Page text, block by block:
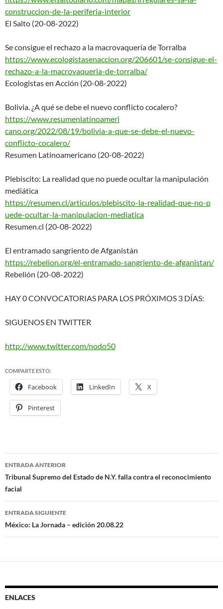
construccion-de-la-periferia-interior
El Salto (20-08-2022)
Se consigue el rechazo a la macrovaquería de Torralba
https://www.ecologistasenaccion.org/206601/se-consigue-el-
rechazo-a-la-macrovaqueria-de-torralba/
Ecologistas en Acción (20-08-2022)
Bolivia. ¿A qué se debe el nuevo conflicto cocalero?
https://www.resumenlatinoameri
cano.org/2022/08/19/bolivia-a-que-se-debe-el-nuevo-
conflicto-cocalero/
Resumen Latinoamericano (20-08-2022)
Plebiscito: La realidad que no puede ocultar la manipulación
mediática
https://resumen.cl/articulos/plebiscito-la-realidad-que-no-p
uede-ocultar-la-manipulacion-mediatica
Resumen.cl (20-08-2022)
El entramado sangriento de Afganistán
https://rebelion.org/el-entramado-sangriento-de-afganistan/
Rebelión (20-08-2022)
HAY 0 CONVOCATORIAS PARA LOS PRÓXIMOS 3 DÍAS:
SIGUENOS EN TWITTER
http://www.twitter.com/nodo50
COMPARTE ESTO:
Facebook LinkedIn X
Pinterest
Navegación
de
entradas
ENTRADA ANTERIOR
Tribunal Supremo del Estado de N.Y. falla contra el reconocimiento
facial
ENTRADA SIGUIENTE
México: La Jornada – edición 20.08.22
ENLACES